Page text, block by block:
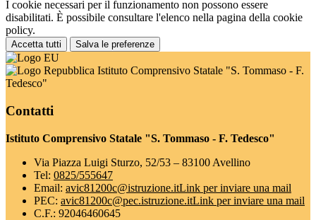
I cookie necessari per il funzionamento non possono essere
disabilitati. È possibile consultare l'elenco nella pagina della cookie
policy.
Accetta tutti Salva le preferenze
Istituto Comprensivo Statale "S. Tommaso - F.
Tedesco"
Contatti
Istituto Comprensivo Statale "S. Tommaso - F. Tedesco"
Via Piazza Luigi Sturzo, 52/53 – 83100 Avellino
Tel: 0825/555647
Email: avic81200c@istruzione.itLink per inviare una mail
PEC: avic81200c@pec.istruzione.itLink per inviare una mail
C.F.: 92046460645